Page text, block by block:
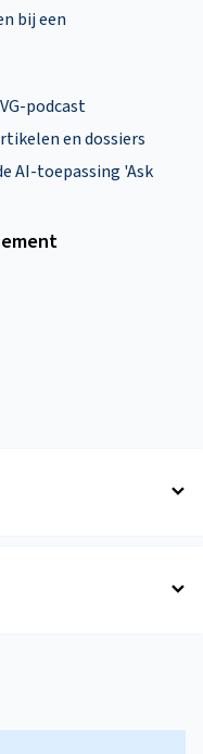
bij een
podcast
en dossiers
AI-toepassing 'Ask